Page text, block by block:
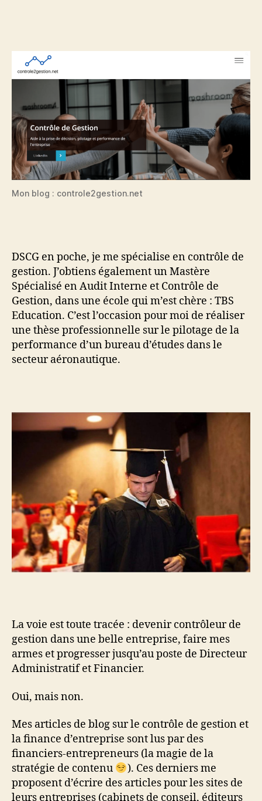
Mon blog : controle2gestion.net
DSCG en poche, je me spécialise en contrôle de
gestion. J’obtiens également un Mastère
Spécialisé en Audit Interne et Contrôle de
Gestion, dans une école qui m’est chère : TBS
Education. C’est l’occasion pour moi de réaliser
une thèse professionnelle sur le pilotage de la
performance d’un bureau d’études dans le
secteur aéronautique.
La voie est toute tracée : devenir contrôleur de
gestion dans une belle entreprise, faire mes
armes et progresser jusqu’au poste de Directeur
Administratif et Financier.
Oui, mais non.
Mes articles de blog sur le contrôle de gestion et
la finance d’entreprise sont lus par des
financiers-entrepreneurs (la magie de la
stratégie de contenu
). Ces derniers me
proposent d’écrire des articles pour les sites de
leurs entreprises (cabinets de conseil, éditeurs